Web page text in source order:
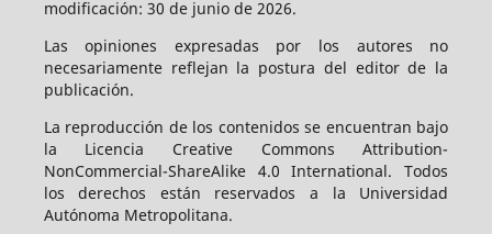
modificación: 30 de junio de 2026.
Las opiniones expresadas por los autores no
necesariamente reflejan la postura del editor de la
publicación.
La reproducción de los contenidos se encuentran bajo
la Licencia Creative Commons Attribution-
NonCommercial-ShareAlike 4.0 International. Todos
los derechos están reservados a la Universidad
Autónoma Metropolitana.